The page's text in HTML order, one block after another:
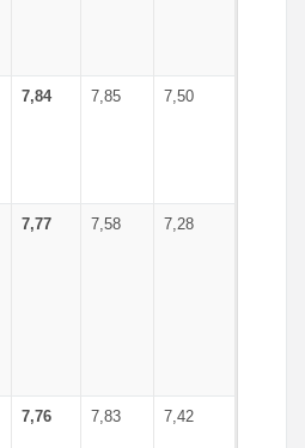
7,84 7,85 7,50
7,77 7,58 7,28
7,76 7,83 7,42